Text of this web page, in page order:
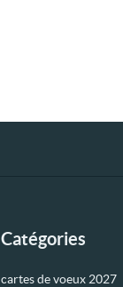
Catégories
cartes de voeux 2027